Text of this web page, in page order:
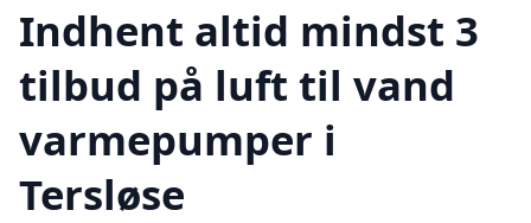
Indhent altid mindst 3
tilbud på luft til vand
varmepumper i
Tersløse